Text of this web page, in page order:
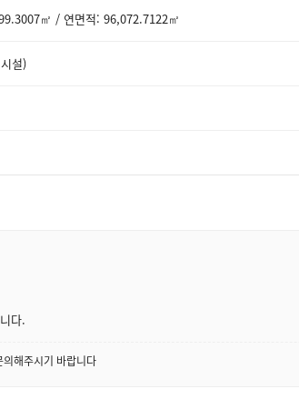
㎡ / 연면적: 96,072.7122㎡
설)
다.
해주시기 바랍니다